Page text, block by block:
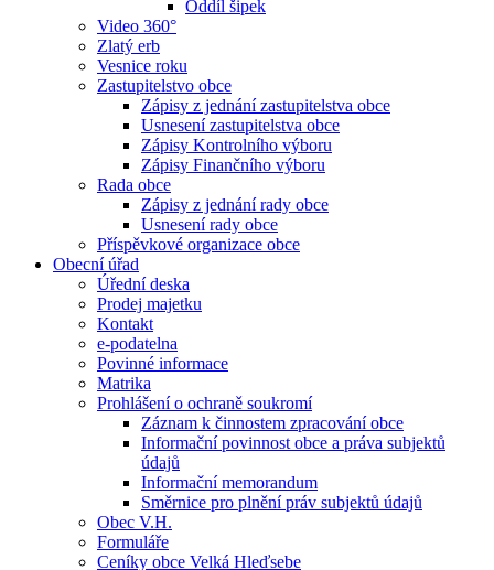
Oddíl šipek
Video 360°
Zlatý erb
Vesnice roku
Zastupitelstvo obce
Zápisy z jednání zastupitelstva obce
Usnesení zastupitelstva obce
Zápisy Kontrolního výboru
Zápisy Finančního výboru
Rada obce
Zápisy z jednání rady obce
Usnesení rady obce
Příspěvkové organizace obce
Obecní úřad
Úřední deska
Prodej majetku
Kontakt
e-podatelna
Povinné informace
Matrika
Prohlášení o ochraně soukromí
Záznam k činnostem zpracování obce
Informační povinnost obce a práva subjektů
údajů
Informační memorandum
Směrnice pro plnění práv subjektů údajů
Obec V.H.
Formuláře
Ceníky obce Velká Hleďsebe